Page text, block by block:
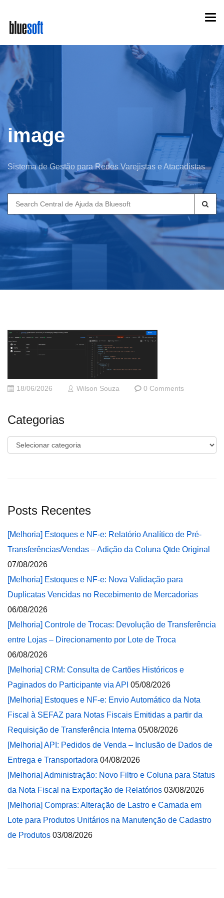
main
content
image
Sistema de Gestão para Redes Varejistas e Atacadistas
Search
for:
18/06/2026 Wilson Souza 0 Comments
Categorias
Categorias
Posts Recentes
[Melhoria] Estoques e NF-e: Relatório Analítico de Pré-
Transferências/Vendas – Adição da Coluna Qtde Original
07/08/2026
[Melhoria] Estoques e NF-e: Nova Validação para
Duplicatas Vencidas no Recebimento de Mercadorias
06/08/2026
[Melhoria] Controle de Trocas: Devolução de Transferência
entre Lojas – Direcionamento por Lote de Troca
06/08/2026
[Melhoria] CRM: Consulta de Cartões Históricos e
Paginados do Participante via API 05/08/2026
[Melhoria] Estoques e NF-e: Envio Automático da Nota
Fiscal à SEFAZ para Notas Fiscais Emitidas a partir da
Requisição de Transferência Interna 05/08/2026
[Melhoria] API: Pedidos de Venda – Inclusão de Dados de
Entrega e Transportadora 04/08/2026
[Melhoria] Administração: Novo Filtro e Coluna para Status
da Nota Fiscal na Exportação de Relatórios 03/08/2026
[Melhoria] Compras: Alteração de Lastro e Camada em
Lote para Produtos Unitários na Manutenção de Cadastro
de Produtos 03/08/2026